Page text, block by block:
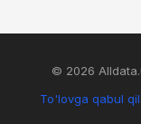
© 2026
To'lovga qabul